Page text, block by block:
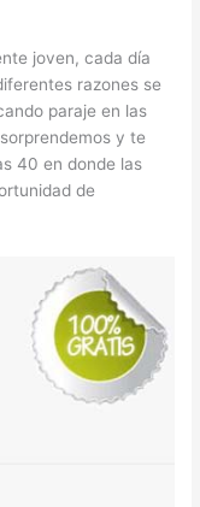
joven, cada día
razones se
paraje en las
y te
40 en donde las
de